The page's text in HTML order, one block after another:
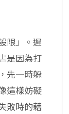
限」。遲
是因為打
先一時躲
這樣妨礙
敗時的藉